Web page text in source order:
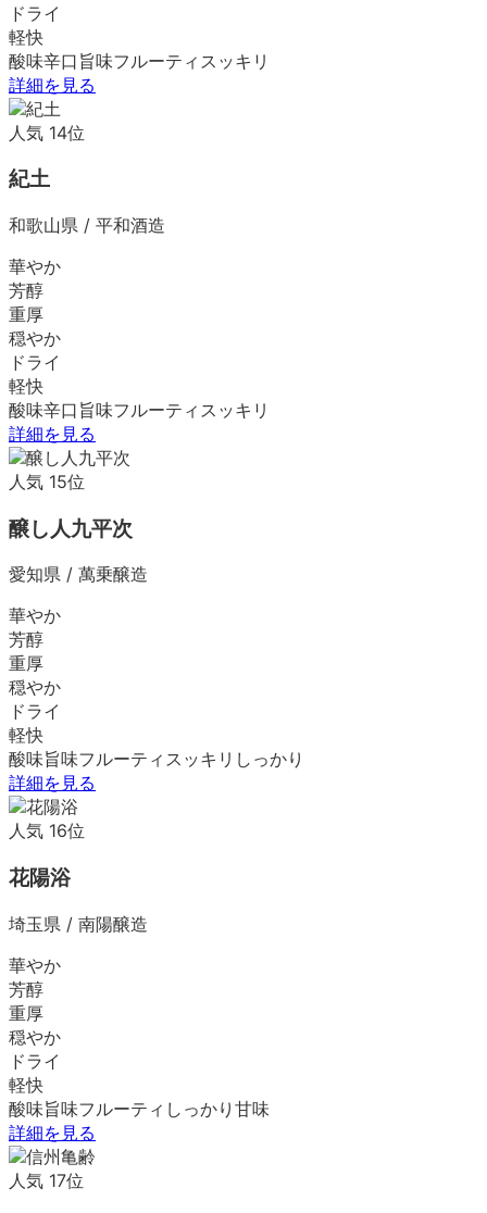
ドライ
軽快
酸味辛口 旨味フルーティ スッキリ
詳細を見る
人気 14位
紀土
和歌山県 / 平和酒造
華やか
芳醇
重厚
穏やか
ドライ
軽快
酸味辛口 旨味フルーティ スッキリ
詳細を見る
人気 15位
醸し人九平次
愛知県 / 萬乗醸造
華やか
芳醇
重厚
穏やか
ドライ
軽快
酸味旨味フルーティ スッキリ しっかり
詳細を見る
人気 16位
花陽浴
埼玉県 / 南陽醸造
華やか
芳醇
重厚
穏やか
ドライ
軽快
酸味旨味フルーティ しっかり 甘味
詳細を見る
人気 17位